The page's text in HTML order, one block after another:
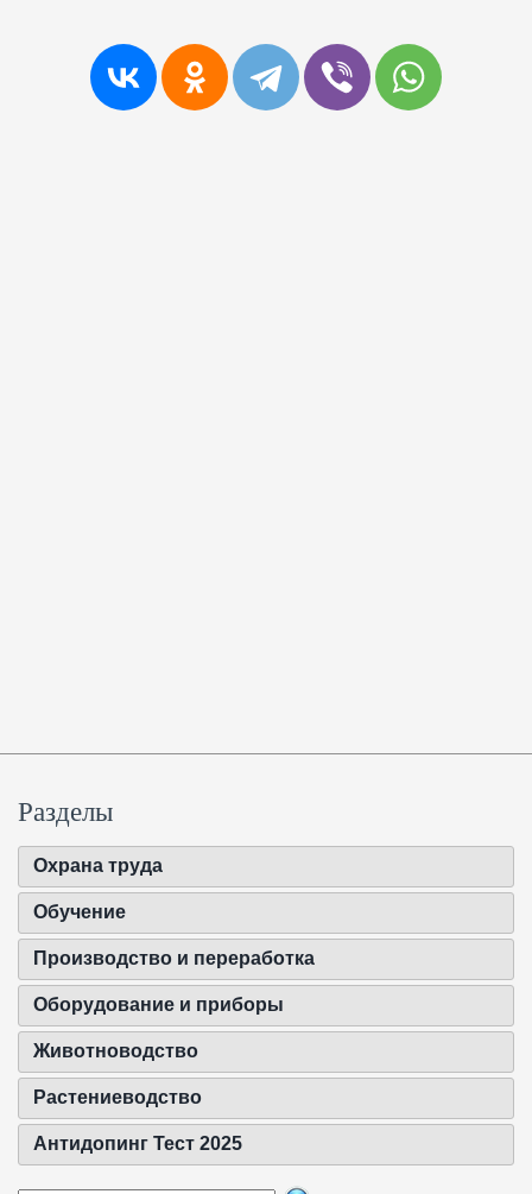
Разделы
Охрана труда
Обучение
Производство и переработка
Оборудование и приборы
Животноводство
Растениеводство
Антидопинг Тест 2025